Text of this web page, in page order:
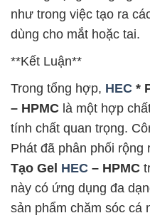
như trong việc tạo ra
dùng cho mắt hoặc tai.
**Kết Luận**
Trong tổng hợp, HEC *
– HPMC là một hợp
tính chất quan trọng.
Phát đã phân phối rộng
Tạo Gel HEC – HPMC
này có ứng dụng đa
sản phẩm chăm sóc cá